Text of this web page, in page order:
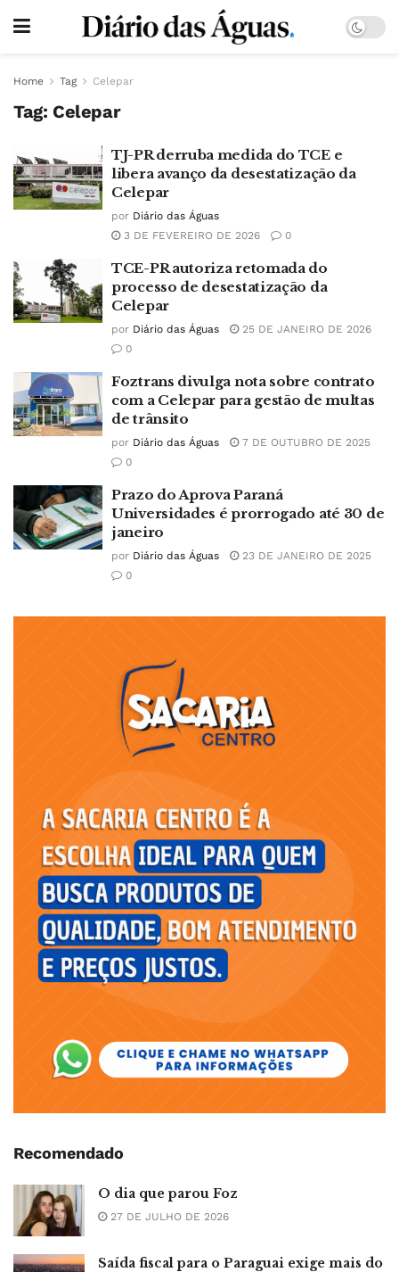
Home Tag Celepar
Tag: Celepar
TJ-PR derruba medida do TCE e
libera avanço da desestatização da
Celepar
por Diário das Águas
3 DE FEVEREIRO DE 2026
0
TCE-PR autoriza retomada do
processo de desestatização da
Celepar
por Diário das Águas
25 DE JANEIRO DE 2026
0
Foztrans divulga nota sobre contrato
com a Celepar para gestão de multas
de trânsito
por Diário das Águas
7 DE OUTUBRO DE 2025
0
Prazo do Aprova Paraná
Universidades é prorrogado até 30 de
janeiro
por Diário das Águas
23 DE JANEIRO DE 2025
0
Recomendado
O dia que parou Foz
27 DE JULHO DE 2026
Saída fiscal para o Paraguai exige mais do